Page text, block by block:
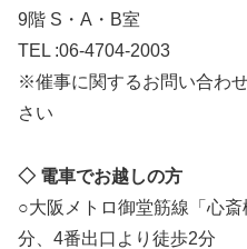
9階 S・A・B室
TEL :06-4704-2003
※催事に関するお問い合わ
さい
◇ 電車でお越しの方
○大阪メトロ御堂筋線「心
分、4番出口より徒歩2分